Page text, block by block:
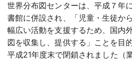
世界分布図センターは、平成７年
書館に併設され、「児童・生徒か
幅広い活動を支援するため、国内
図を収集し、提供する」ことを目
平成21年度末で閉鎖されました（